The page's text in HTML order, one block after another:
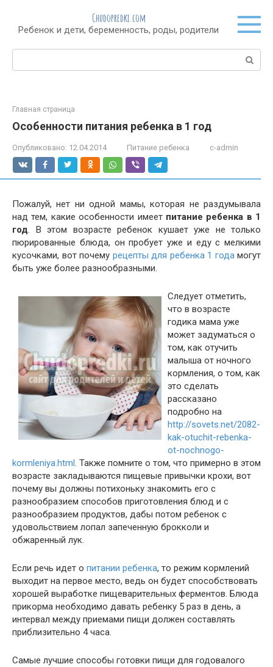
контенту
Chudopredki.com
Ребенок и дети, беременность, роды, родители
Поиск:
Главная страница
Особенности питания ребенка в 1 год
Опубликовано: 12.04.2014 Питание ребенка c-admin
Пожалуй, нет ни одной мамы, которая не раздумывала
над тем, какие особенности имеет питание ребенка в 1
год. В этом возрасте ребенок кушает уже не только
пюрированные блюда, он пробует уже и еду с мелкими
кусочками, вот почему рецепты для ребенка 1 годамогут
быть уже более разнообразными.
Следует отметить,
что в возрасте
годика мама уже
может задуматься о
том, как отучить
малыша от ночного
кормления, о том, как
это сделать
рассказано
подробно на
http://sovets.net/2082-
kak-otuchit-rebenka-
ot-nochnogo-
kormleniya.html. Также помните о том, что примерно в этом
возрасте закладываются пищевые привычки крохи, вот
почему вы должны потихоньку знакомить его с
разнообразием способов приготовления блюд и с
разнообразием продуктов, дабы потом ребенок с
удовольствием лопал запеченную брокколи и
обжаренный лук.
Если речь идет о питании ребенка, то режим кормлений
выходит на первое место, ведь он будет способствовать
хорошей выработке пищеварительных ферментов. Блюда
прикорма необходимо давать ребенку 5 раз в день, а
интервал между приемами пищи должен составлять
приблизительно 4 часа.
Самые лучшие способы готовки пищи для годовалого